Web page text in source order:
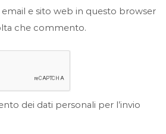
email e sito web in questo browser
che commento.
dei dati personali per l’invio